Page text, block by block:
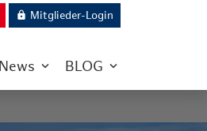
lock Mitglieder-Login
News BLOG